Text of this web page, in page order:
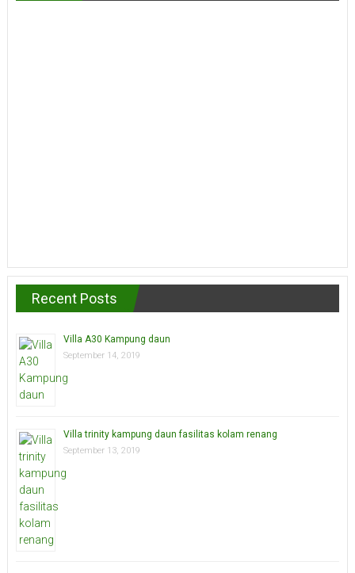
Recent Posts
Villa A30 Kampung daun
September 14, 2019
Villa trinity kampung daun fasilitas kolam renang
September 13, 2019